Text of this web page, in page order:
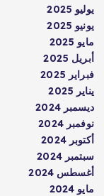
يوليو 2025
يونيو 2025
مايو 2025
أبريل 2025
فبراير 2025
يناير 2025
ديسمبر 2024
نوفمبر 2024
أكتوبر 2024
سبتمبر 2024
أغسطس 2024
مايو 2024